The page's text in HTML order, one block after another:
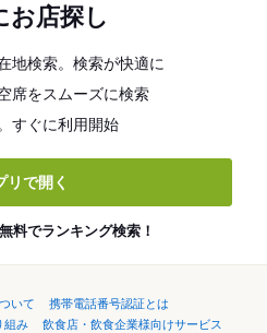
お店探し
地検索。検索が快適に
席をスムーズに検索
すぐに利用開始
リで開く
料でランキング検索！
いて
携帯電話番号認証とは
組み
飲食店・飲食企業様向けサービス